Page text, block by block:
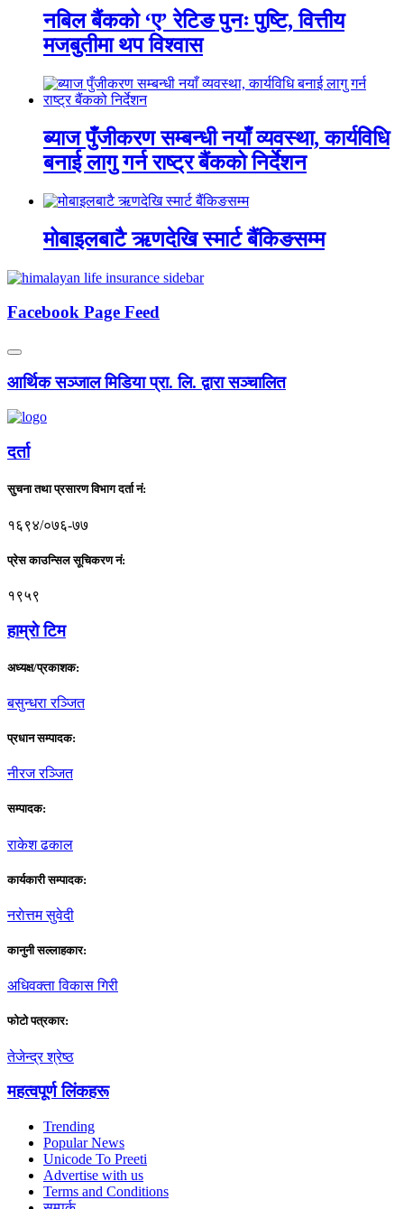
नबिल बैंकको ‘ए’ रेटिङ पुनः पुष्टि, वित्तीय
मजबुतीमा थप विश्वास
ब्याज पुँजीकरण सम्बन्धी नयाँ व्यवस्था, कार्यविधि
बनाई लागु गर्न राष्ट्र बैंकको निर्देशन
मोबाइलबाटै ऋणदेखि स्मार्ट बैंकिङसम्म
Facebook Page Feed
आर्थिक सञ्जाल मिडिया प्रा. लि. द्वारा सञ्चालित
दर्ता
सुचना तथा प्रसारण विभाग दर्ता नं:
१६९४/०७६-७७
प्रेस काउन्सिल सूचिकरण नं:
१९५९
हाम्राे टिम
अध्यक्ष/प्रकाशक:
बसुन्धरा रञ्जित
प्रधान सम्पादक:
नीरज रञ्जित
सम्पादक:
राकेश ढकाल
कार्यकारी सम्पादक:
नराेत्तम सुवेदी
कानुनी सल्लाहकार:
अधिवक्ता विकास गिरी
फाेटाे पत्रकार:
तेजेन्द्र श्रेष्ठ
महत्वपूर्ण लिंकहरू
Trending
Popular News
Unicode To Preeti
Advertise with us
Terms and Conditions